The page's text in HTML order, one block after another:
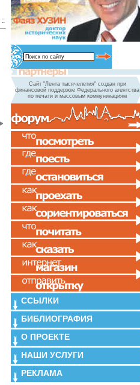
::
Сайт "Лента тысячелетия" создан при
финансовой поддержке Федерального агентства
по печати и массовым коммуникациям
ССЫЛКИ
БИБЛИОГРАФИЯ
О ПРОЕКТЕ
НАШИ УСЛУГИ
РЕКЛАМА